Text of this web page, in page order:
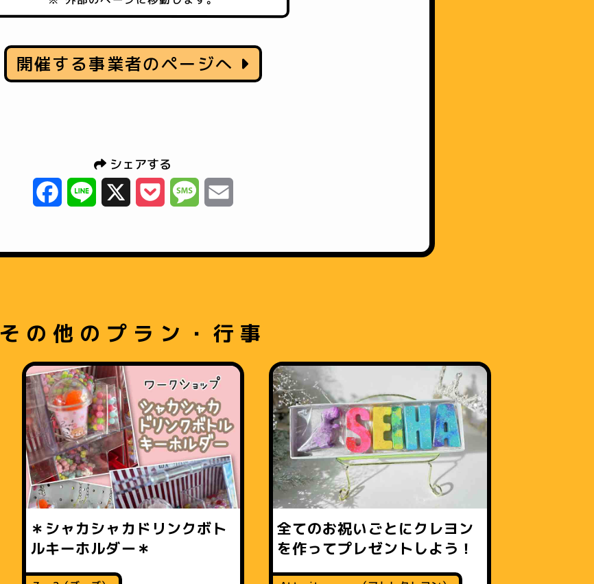
開催する事業者のページへ
シェアする
FacebookLine Pocket Message
その他のプラン・行事
＊シャカシャカドリンクボト
ルキーホルダー＊
全てのお祝いごとにクレヨン
を作ってプレゼントしよう！